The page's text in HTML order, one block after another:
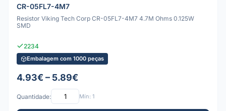
CR-05FL7-4M7
Resistor Viking Tech Corp CR-05FL7-4M7 4.7M Ohms 0.125W
SMD
2234
Embalagem com 1000 peças
4.93€ – 5.89€
Quantidade: Mín: 1